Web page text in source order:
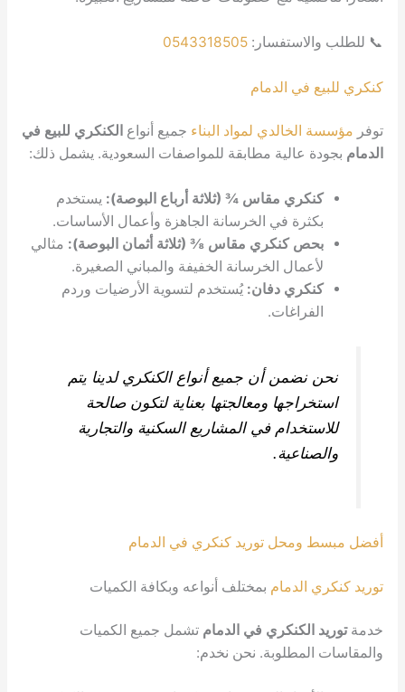
0543318505
في الدمام
لمواد البناءجميع أنواعالكنكري للبيع في
عالية مطابقة للمواصفات السعودية. يشمل ذلك:
مقاس ¾ (ثلاثة أرباع البوصة):يستخدم
في الخرسانة الجاهزة وأعمال الأساسات.
كنكري مقاس ⅜ (ثلاثة أثمان البوصة):مثالي
الخرسانة الخفيفة والمباني الصغيرة.
دفان:يُستخدم لتسوية الأرضيات وردم
أن جميع أنواع الكنكري لدينا يتم
ومعالجتها بعناية لتكون صالحة
في المشاريع السكنية والتجارية
توريد كنكري في الدمام
الدمامبمختلف أنواعه وبكافة الكميات
الكنكري في الدمامتشمل جميع الكميات
نحن نخدم: